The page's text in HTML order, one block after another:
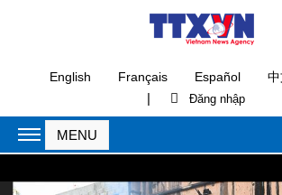
English Français Español
|